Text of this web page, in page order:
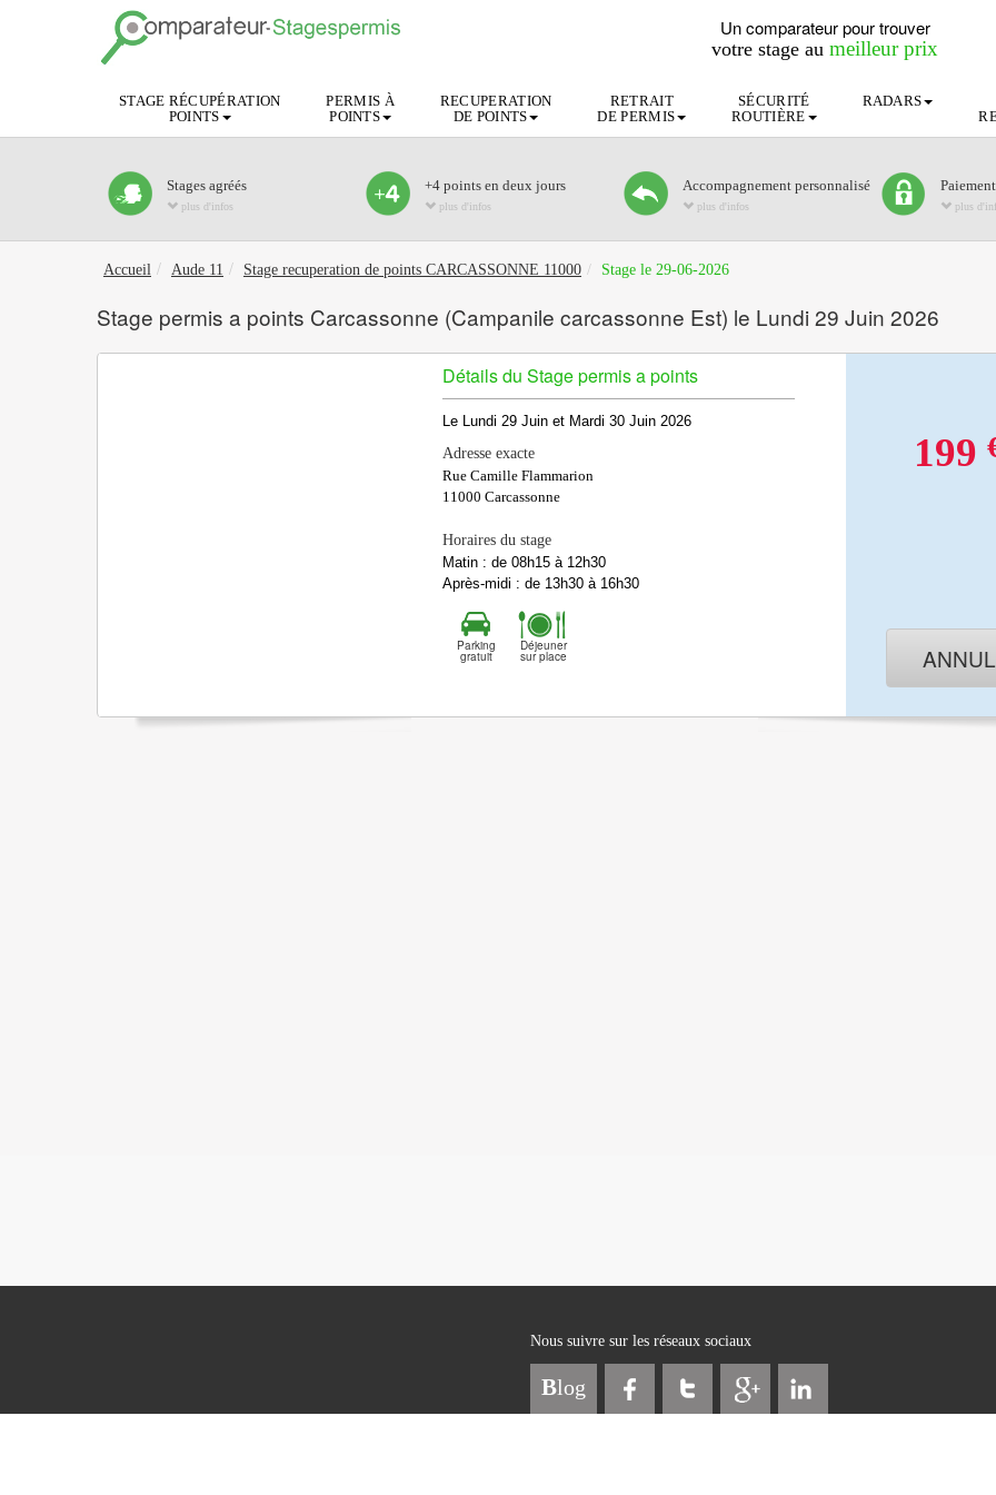
Un comparateur pour trouver
votre stage aumeilleur prix
STAGE RÉCUPÉRATION
POINTS
PERMIS À
POINTS
RECUPERATION
DE POINTS
RETRAIT
DE PERMIS
SÉCURITÉ
ROUTIÈRE
RADARS
Stages agréés
plus d'infos
+4 points en deux jours
plus d'infos
Accompagnement personnalisé
plus d'infos plus
Accueil Aude 11 Stage recuperation de points CARCASSONNE 11000 Stage le 29-06-2026
Stage permis a points Carcassonne (Campanile carcassonne Est) le Lundi 29 Juin 2026
Détails du Stage permis a points
Le Lundi 29 Juin et Mardi 30 Juin 2026
Adresse exacte
Rue Camille Flammarion
11000 Carcassonne
Horaires du stage
Matin : de 08h15 à 12h30
Après-midi : de 13h30 à 16h30
Parking
gratuit
Déjeuner
sur place
199
Nous suivre sur les réseaux sociaux
Blog